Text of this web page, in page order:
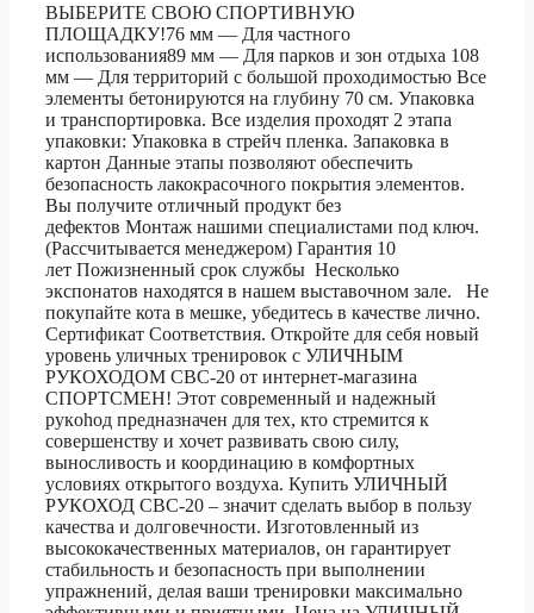
ВЫБЕРИТЕ СВОЮ СПОРТИВНУЮ
ПЛОЩАДКУ!76 мм — Для частного
использования89 мм — Для парков и зон отдыха 108
мм — Для территорий с большой проходимостью Все
элементы бетонируются на глубину 70 см. Упаковка
и транспортировка. Все изделия проходят 2 этапа
упаковки: Упаковка в стрейч пленка. Запаковка в
картон Данные этапы позволяют обеспечить
безопасность лакокрасочного покрытия элементов.
Вы получите отличный продукт без
дефектов Монтаж нашими специалистами под ключ.
(Рассчитывается менеджером) Гарантия 10
лет Пожизненный срок службы Несколько
экспонатов находятся в нашем выставочном зале. Не
покупайте кота в мешке, убедитесь в качестве лично.
Сертификат Соответствия. Откройте для себя новый
уровень уличных тренировок с УЛИЧНЫМ
РУКОХОДОМ СВС-20 от интернет-магазина
СПОРТСМЕН! Этот современный и надежный
рукohод предназначен для тех, кто стремится к
совершенству и хочет развивать свою силу,
выносливость и координацию в комфортных
условиях открытого воздуха. Купить УЛИЧНЫЙ
РУКОХОД СВС-20 – значит сделать выбор в пользу
качества и долговечности. Изготовленный из
высококачественных материалов, он гарантирует
стабильность и безопасность при выполнении
упражнений, делая ваши тренировки максимально